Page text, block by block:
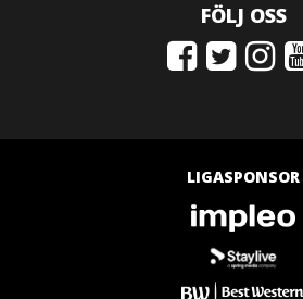
FÖLJ OSS
LIGASPONSOR